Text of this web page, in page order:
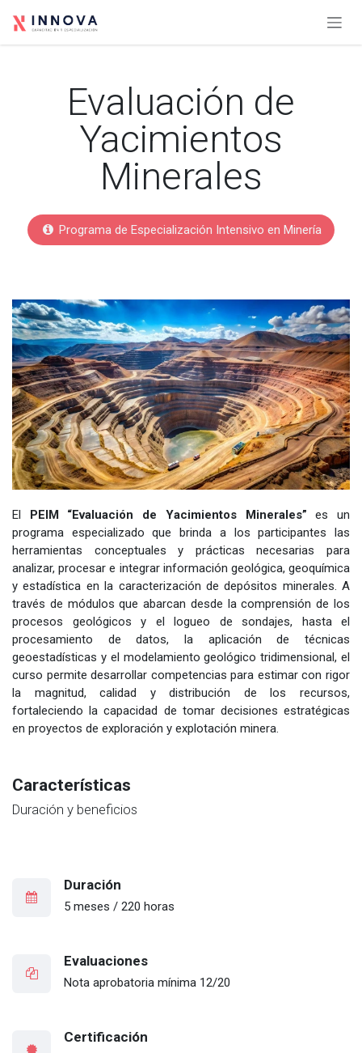
Evaluación de
Yacimientos
Minerales
Programa de Especialización Intensivo en Minería
El PEIM “Evaluación de Yacimientos Minerales” es un
programa especializado que brinda a los participantes las
herramientas conceptuales y prácticas necesarias para
analizar, procesar e integrar información geológica, geoquímica
y estadística en la caracterización de depósitos minerales. A
través de módulos que abarcan desde la comprensión de los
procesos geológicos y el logueo de sondajes, hasta el
procesamiento de datos, la aplicación de técnicas
geoestadísticas y el modelamiento geológico tridimensional, el
curso permite desarrollar competencias para estimar con rigor
la magnitud, calidad y distribución de los recursos,
fortaleciendo la capacidad de tomar decisiones estratégicas
en proyectos de exploración y explotación minera.
Características
Duración y beneficios
Duración
5 meses / 220 horas
Evaluaciones
Nota aprobatoria mínima 12/20
Certificación